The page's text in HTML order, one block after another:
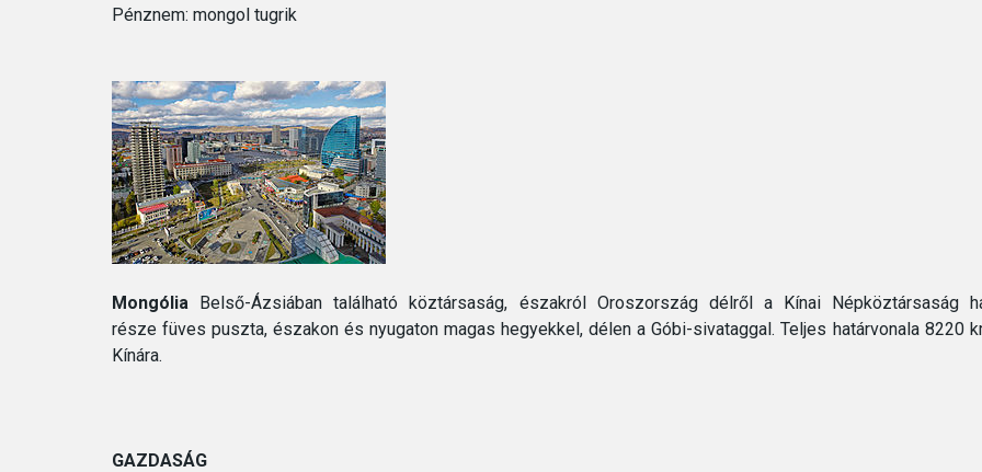
Pénznem: mongol tugrik
Mongólia Belső-Ázsiában található köztársaság, északról Oroszország délről a Kínai Népköztársaság
része füves puszta, északon és nyugaton magas hegyekkel, délen a Góbi-sivataggal. Teljes határvonala 8220
Kínára.
GAZDASÁG